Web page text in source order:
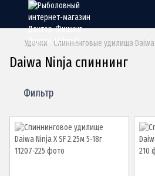
Удочки Спиннинговые удилища Daiwa
Daiwa Ninja спиннинг
Фильтр